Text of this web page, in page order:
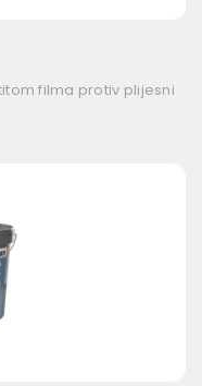
filma protiv plijesni